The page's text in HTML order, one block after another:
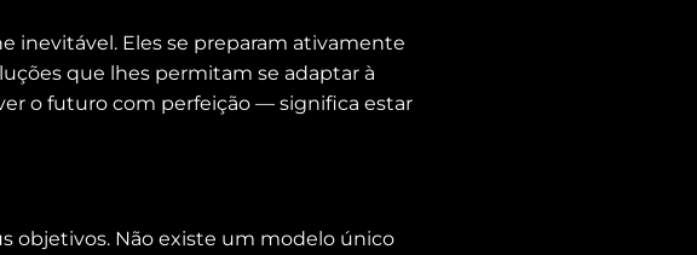
inevitável. Eles se preparam ativamente
que lhes permitam se adaptar à
o futuro com perfeição — significa estar
objetivos. Não existe um modelo único